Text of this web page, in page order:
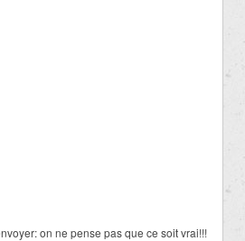
on ne pense pas que ce soit vrai!!!